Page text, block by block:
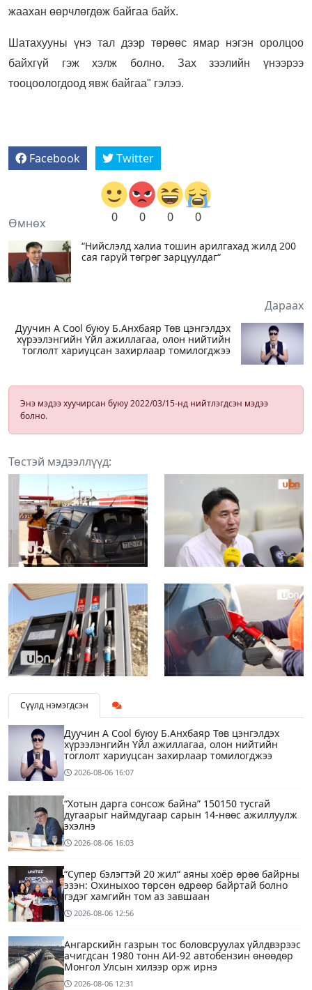
жаахан өөрчлөгдөж байгаа байх.
Шатахууны үнэ тал дээр төрөөс ямар нэгэн оролцоо
байхгүй гэж хэлж болно. Зах зээлийн үнээрээ
тооцоологдоод явж байгаа" гэлээ.
Facebook Twitter
0 0 0 0
Өмнөх
“Нийслэлд халиа тошин арилгахад жилд 200
сая гаруй төгрөг зарцуулдаг“
Дараах
Дуучин A Cool буюу Б.Анхбаяр Төв цэнгэлдэх
хүрээлэнгийн Үйл ажиллагаа, олон нийтийн
тоглолт хариуцсан захирлаар томилогджээ
Энэ мэдээ хуучирсан буюу 2022/03/15-нд нийтлэгдсэн мэдээ
болно.
Төстэй мэдээллүүд:
Сүүлд нэмэгдсэн
Дуучин A Cool буюу Б.Анхбаяр Төв цэнгэлдэх
хүрээлэнгийн Үйл ажиллагаа, олон нийтийн
тоглолт хариуцсан захирлаар томилогджээ
2026-08-06 16:07
“Хотын дарга сонсож байна” 150150 тусгай
дугаарыг наймдугаар сарын 14-нөөс ажиллуулж
эхэлнэ
2026-08-06 16:03
“Супер бэлэгтэй 20 жил“ аяны хоёр өрөө байрны
эзэн: Охиныхоо төрсөн өдрөөр байртай болно
гэдэг хамгийн том аз завшаан
2026-08-06 12:56
Ангарскийн газрын тос боловсруулах үйлдвэрээс
ачигдсан 1980 тонн АИ-92 автобензин өнөөдөр
Монгол Улсын хилээр орж ирнэ
2026-08-06 12:31